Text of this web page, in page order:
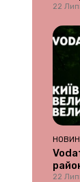
22
22